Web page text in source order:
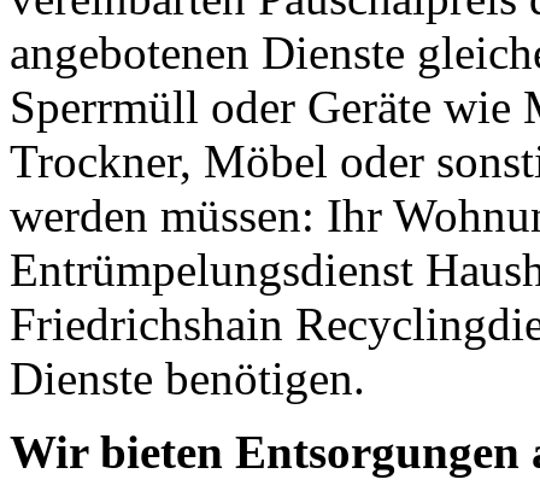
angebotenen Dienste
Sperrmüll oder Geräte wie
Trockner, Möbel oder
werden müssen: Ihr
Entrümpelungsdienst
Friedrichshain
Dienste benötigen.
Wir bieten